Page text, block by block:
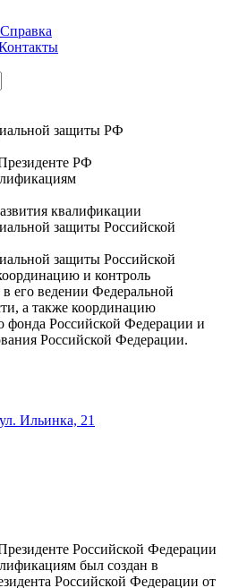
Справка
защиты РФ
РФ
квалификации
защиты Российской
защиты Российской
и контроль
в его ведении Федеральной
а также координацию
фонда Российской Федерации и
Российской Федерации.
Ильинка, 21
Российской Федерации
был создан в
Российской Федерации от